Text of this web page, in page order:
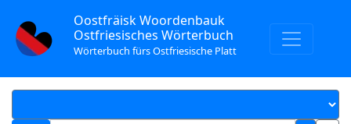
Oostfräisk Woordenbauk
Ostfriesisches Wörterbuch
Wörterbuch fürs Ostfriesische Platt